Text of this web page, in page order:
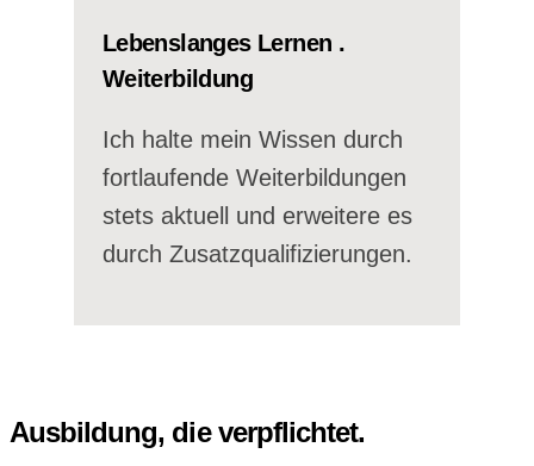
Lebenslanges Lernen .
Weiterbildung
Ich halte mein Wissen durch
fortlaufende Weiterbildungen
stets aktuell und erweitere es
durch Zusatzqualifizierungen.
Ausbildung, die verpflichtet.